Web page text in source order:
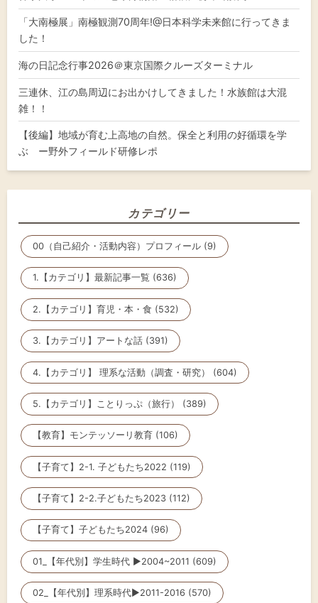
「大南極展」南極観測70周年!@日本科学未来館に行ってきま
した！
海の日記念行事2026＠東京国際クルーズターミナル
三連休、江の島周辺にお出かけしてきました！水族館は大混
雑！！
【後編】地域が育む上高地の自然。保全と利用の好循環を学
ぶ ー野外フィールド研修レポ
カテゴリー
00（自己紹介・活動内容）プロフィール (9)
1.【カテゴリ】最新記事一覧 (636)
2.【カテゴリ】育児・本・食 (532)
3.【カテゴリ】アートな話 (391)
4.【カテゴリ】 理系な活動（調査・研究） (604)
5.【カテゴリ】ことりっぷ（旅行） (389)
【教育】モンテッソーリ教育 (106)
【子育て】2-1. 子どもたち2022 (119)
【子育て】2-2.子どもたち2023 (112)
【子育て】子どもたち2024 (96)
01_【年代別】学生時代 ▶2004~2011 (609)
02_【年代別】理系時代▶2011-2016 (570)